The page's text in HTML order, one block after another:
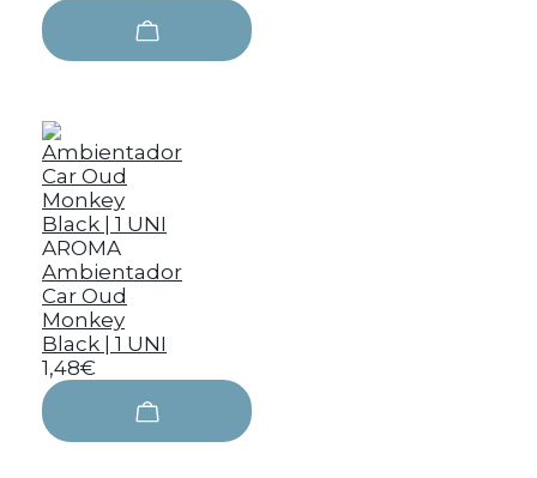
AROMA
Ambientador
Car Oud
Monkey
Black | 1 UNI
1,48€